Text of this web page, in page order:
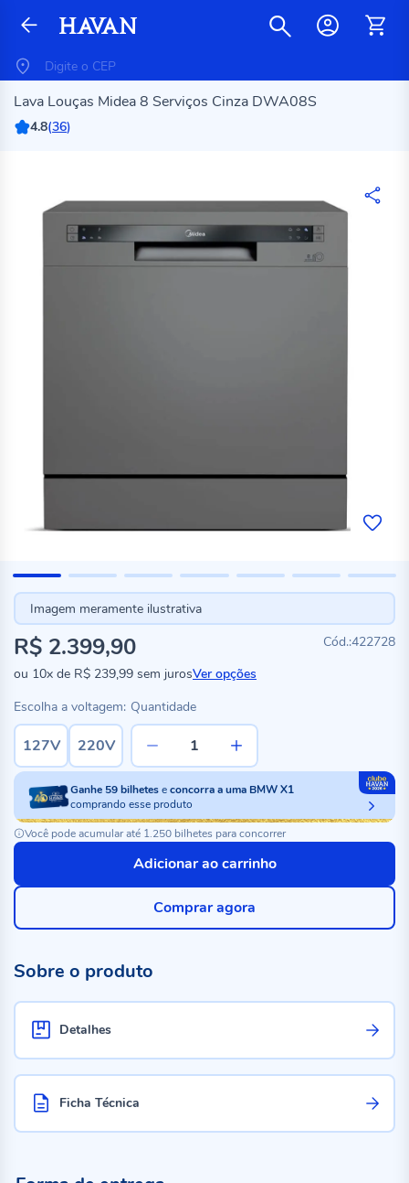
Lava Louças Midea 8 Serviços Cinza DWA08S
4.8(36)
Imagem meramente ilustrativa
422728
R$ 2.399,90
ou 10x de R$ 239,99 sem jurosVer opções
Escolha a voltagem:
127V 220V
Quantidade
Ganhe59bilheteseconcorra a uma BMW X1
comprando esse produto
Você pode acumular até 1.250 bilhetes para concorrer
Adicionar ao carrinho
Comprar agora
Sobre o produto
Detalhes
Ficha Técnica